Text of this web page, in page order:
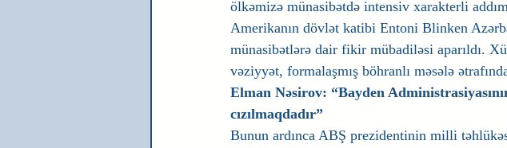
ölkəmizə münasibətdə intensiv xarakterli
Amerikanın dövlət katibi Entoni Blinken
münasibətlərə dair fikir mübadiləsi aparıldı.
vəziyyət, formalaşmış böhranlı məsələ
Elman Nəsirov: “Bayden
cızılmaqdadır”
Bunun ardınca ABŞ prezidentinin milli